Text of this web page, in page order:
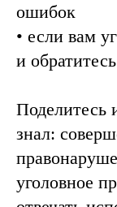
ошибок
• если вам
и
Поделитесь
знал:
уголовное